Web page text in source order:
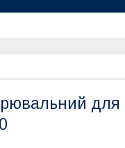
для